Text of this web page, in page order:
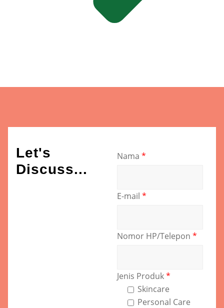
Let's
Discuss...
Nama *
E-mail *
Nomor HP/Telepon *
Jenis Produk*
Skincare
Personal Care